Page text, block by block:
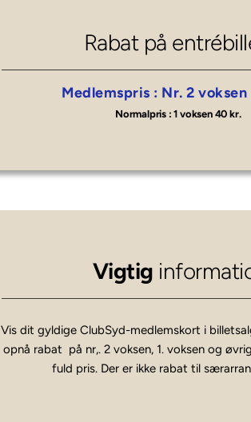
Rabat på
Medlemspris : Nr. 2
Normalpris : 1 voksen 40 kr.
Vigtig
Vis dit gyldige ClubSyd-medlemskort i
opnå rabat  på nr,. 2 voksen, 1. voksen og
fuld pris. Der er ikke rabat til